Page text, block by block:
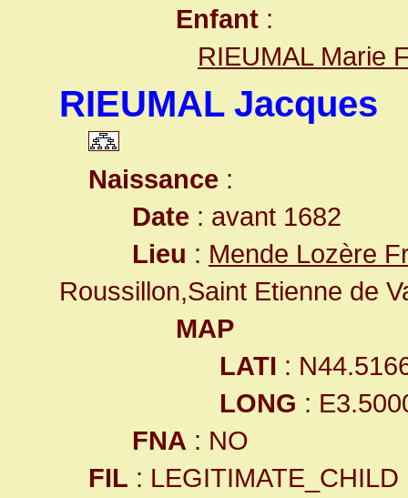
Enfant :
RIEUMAL Marie
RIEUMAL Jacques
Naissance :
Date : avant 1682
Lieu : Mende Lozère
Roussillon,Saint Etienne de
MAP
LATI :
LONG :
FNA : NO
FIL : LEGITIMATE_CHILD